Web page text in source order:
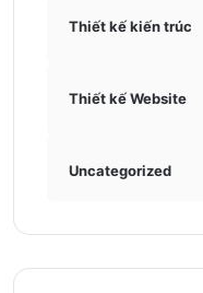
Thiết kế kiến trúc
Thiết kế Website
Uncategorized